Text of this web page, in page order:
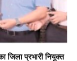
जिला प्रभारी नियुक्त